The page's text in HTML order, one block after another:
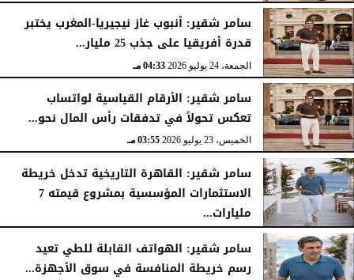
الجمعة، 24 يوليو 2026 04:45 مـ
سامر شقير: أنبوب غاز نيجيريا-المغرب يختبر
قدرة أفريقيا على جذب 25 مليار...
الجمعة، 24 يوليو 2026 04:33 مـ
سامر شقير: الأرقام القياسية لواتساب
تعكس تحولاً في تدفقات رأس المال نحو...
الخميس، 23 يوليو 2026 03:55 مـ
سامر شقير: القاهرة التاريخية تدخل خريطة
الاستثمارات المؤسسية بمشروع قيمته 7
مليارات...
الخميس، 23 يوليو 2026
سامر شقير: الهواتف القابلة للطي تعيد
رسم خريطة المنافسة في سوق الأجهزة...